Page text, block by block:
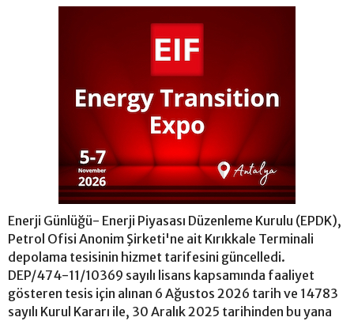
Enerji Günlüğü- Enerji Piyasası Düzenleme Kurulu (EPDK),
Petrol Ofisi Anonim Şirketi'ne ait Kırıkkale Terminali
depolama tesisinin hizmet tarifesini güncelledi.
DEP/474-11/10369 sayılı lisans kapsamında faaliyet
gösteren tesis için alınan 6 Ağustos 2026 tarih ve 14783
sayılı Kurul Kararı ile, 30 Aralık 2025 tarihinden bu yana